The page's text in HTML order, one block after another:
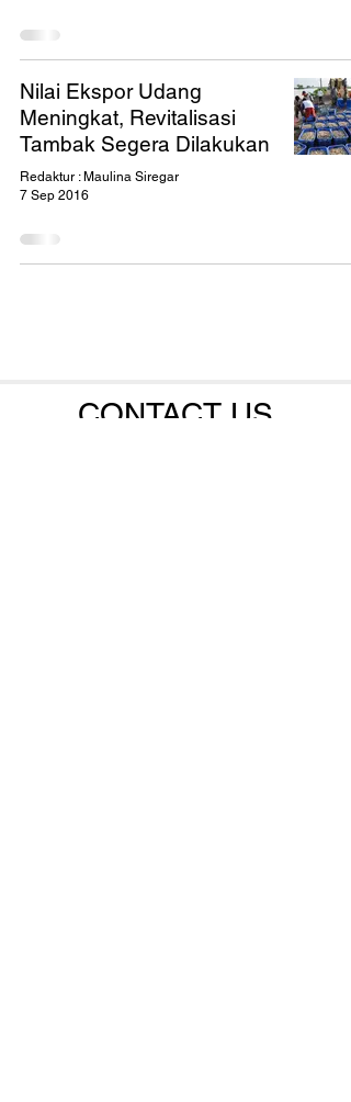
Nilai Ekspor Udang
Meningkat, Revitalisasi
Tambak Segera Dilakukan
Redaktur : Maulina Siregar
7 Sep 2016
CONTACT US